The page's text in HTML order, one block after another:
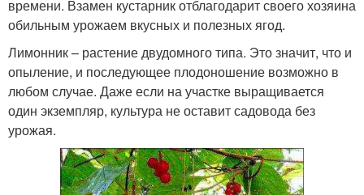
времени. Взамен кустарник отблагодарит своего хозяина
обильным урожаем вкусных и полезных ягод.
Лимонник – растение двудомного типа. Это значит, что и
опыление, и последующее плодоношение возможно в
любом случае. Даже если на участке выращивается
один экземпляр, культура не оставит садовода без
урожая.